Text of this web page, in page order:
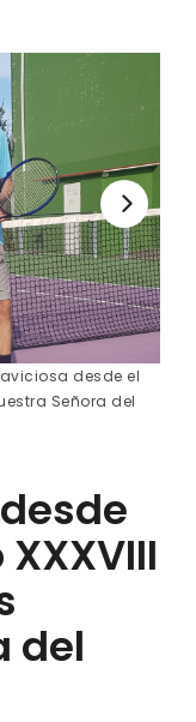
desde el
Señora del
del